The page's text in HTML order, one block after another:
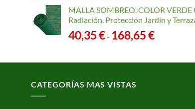
MALLA SOMBREO. COLOR
Radiación, Protección Jardín y
40,35€- 168,65€Rango
desde
CATEGORÍAS MAS VISTAS